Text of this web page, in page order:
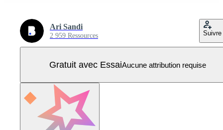
Ari Sandi
2 959 Ressources Suivre
Gratuit avec EssaiAucune attribution requise